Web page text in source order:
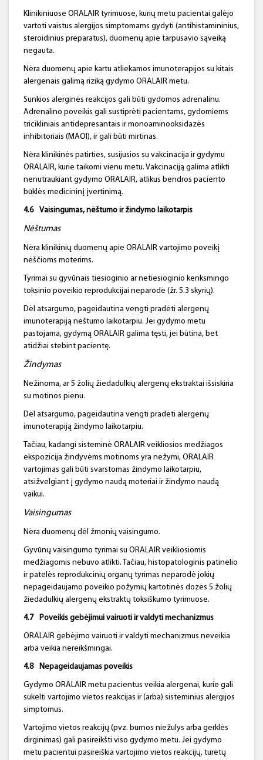
Klinikiniuose ORALAIR tyrimuose, kurių metu pacientai galėjo
vartoti vaistus alergijos simptomams gydyti (antihistamininius,
steroidinius preparatus), duomenų apie tarpusavio sąveiką
negauta.
Nėra duomenų apie kartu atliekamos imunoterapijos su kitais
alergenais galimą riziką gydymo ORALAIR metu.
Sunkios alerginės reakcijos gali būti gydomos adrenalinu.
Adrenalino poveikis gali sustiprėti pacientams, gydomiems
tricikliniais antidepresantais ir monoaminooksidazės
inhibitoriais (MAOI), ir gali būti mirtinas.
Nėra klinikinės patirties, susijusios su vakcinacija ir gydymu
ORALAIR, kurie taikomi vienu metu. Vakcinaciją galima atlikti
nenutraukiant gydymo ORALAIR, atlikus bendros paciento
būklės medicininį įvertinimą.
4.6 Vaisingumas, nėštumo ir žindymo laikotarpis
Nėštumas
Nėra klinikinių duomenų apie ORALAIR vartojimo poveikį
nėščioms moterims.
Tyrimai su gyvūnais tiesioginio ar netiesioginio kenksmingo
toksinio poveikio reprodukcijai neparodė (žr. 5.3 skyrių).
Dėl atsargumo, pageidautina vengti pradėti alergenų
imunoterapiją nėštumo laikotarpiu. Jei gydymo metu
pastojama, gydymą ORALAIR galima tęsti, jei būtina, bet
atidžiai stebint pacientę.
Žindymas
Nežinoma, ar 5 žolių žiedadulkių alergenų ekstraktai išsiskiria
su motinos pienu.
Dėl atsargumo, pageidautina vengti pradėti alergenų
imunoterapiją žindymo laikotarpiu.
Tačiau, kadangi sisteminė ORALAIR veikliosios medžiagos
ekspozicija žindyvėms motinoms yra nežymi, ORALAIR
vartojimas gali būti svarstomas žindymo laikotarpiu,
atsižvelgiant į gydymo naudą moteriai ir žindymo naudą
vaikui.
Vaisingumas
Nėra duomenų dėl žmonių vaisingumo.
Gyvūnų vaisingumo tyrimai su ORALAIR veikliosiomis
medžiagomis nebuvo atlikti. Tačiau, histopatologinis patinėlio
ir patelės reprodukcinių organų tyrimas neparodė jokių
nepageidaujamo poveikio požymių kartotinės dozės 5 žolių
žiedadulkių alergenų ekstraktų toksiškumo tyrimuose.
4.7 Poveikis gebėjimui vairuoti ir valdyti mechanizmus
ORALAIR gebėjimo vairuoti ir valdyti mechanizmus neveikia
arba veikia nereikšmingai.
4.8 Nepageidaujamas poveikis
Gydymo ORALAIR metu pacientus veikia alergenai, kurie gali
sukelti vartojimo vietos reakcijas ir (arba) sisteminius alergijos
simptomus.
Vartojimo vietos reakcijų (pvz. burnos niežulys arba gerklės
dirginimas) gali pasireikšti viso gydymo metu. Jei gydymo
metu pacientui pasireiškia vartojimo vietos reakcijų, turėtų